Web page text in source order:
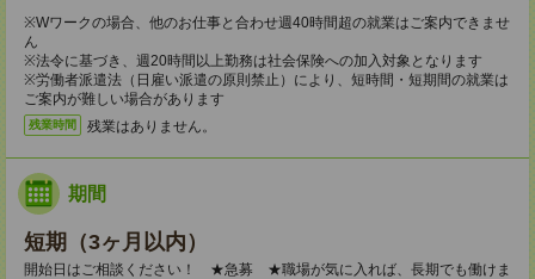
※Wワークの場合、他のお仕事と合わせ週40時間超の就業はご案内できませ
ん
※法令に基づき、週20時間以上勤務は社会保険への加入対象となります
※労働者派遣法（日雇い派遣の原則禁止）により、短時間・短期間の就業は
ご案内が難しい場合があります
残業時間 残業はありません。
期間
短期（3ヶ月以内）
開始日はご相談ください！ ★急募 ★職場が気に入れば、長期でも働けま